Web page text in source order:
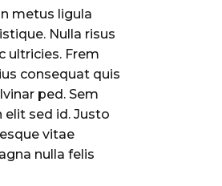
metus ligula
Nulla risus
ultricies. Frem
consequat quis
ped. Sem
elit sed id. Justo
vitae
nulla felis